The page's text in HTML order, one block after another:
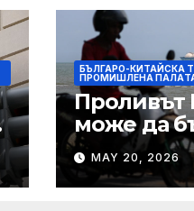
БЪЛГАРО-КИТАЙСКА
ПРОМИШЛЕНА
Проливът
може да
ако Азия
внимава
MAY 20, 2026